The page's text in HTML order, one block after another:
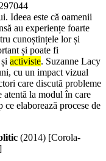
Ideea este că oamenii
au experiențe foarte
cunoștințele lor și
și poate fi
activiste. Suzanne Lacy
cu un impact vizual
care discută probleme
atentă la modul în care
elaborează procese de
(2014) [Corola-